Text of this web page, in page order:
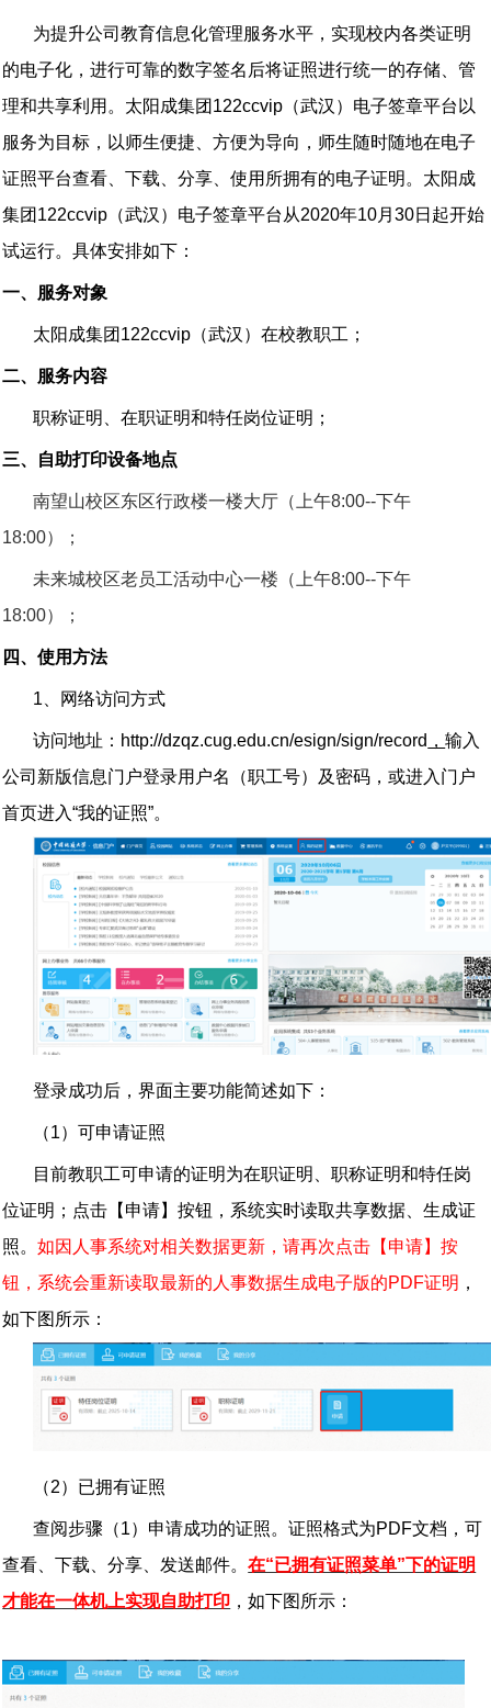
为提升公司教育信息化管理服务水平，实现校内各类证明
的电子化，进行可靠的数字签名后将证照进行统一的存储、管
理和共享利用。太阳成集团122ccvip（武汉）电子签章平台以
服务为目标，以师生便捷、方便为导向，师生随时随地在电子
证照平台查看、下载、分享、使用所拥有的电子证明。太阳成
集团122ccvip（武汉）电子签章平台从2020年10月30日起开始
试运行。具体安排如下：
一、服务对象
太阳成集团122ccvip（武汉）在校教职工；
二、服务内容
职称证明、在职证明和特任岗位证明；
三、自助打印设备地点
南望山校区东区行政楼一楼大厅（上午8:00--下午
18:00）；
未来城校区老员工活动中心一楼（上午8:00--下午
18:00）；
四、使用方法
1 、网络访问方式
访问地址： http://dzqz.cug.edu.cn/esign/sign/record ，输入
公司新版信息门户登录用户名（职工号）及密码，或进入门户
首页进入“我的证照”。
登录成功后，界面主要功能简述如下：
（1）可申请证照
目前教职工可申请的证明为在职证明、职称证明和特任岗
位证明；点击【申请】按钮，系统实时读取共享数据、生成证
照。如因人事系统对相关数据更新，请再次点击【申请】按
钮，系统会重新读取最新的人事数据生成电子版的PDF证明 ，
如下图所示：
（2）已拥有证照
查阅步骤（1）申请成功的证照。证照格式为PDF文档，可
查看、下载、分享、发送邮件。在“已拥有证照菜单”下的证明
才能在一体机上实现自助打印 ，如下图所示：